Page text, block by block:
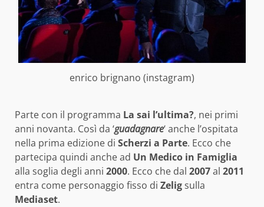
enrico brignano (instagram)
Parte con il programma La sai l’ultima?, nei primi
anni novanta. Così da ‘guadagnare‘ anche l’ospitata
nella prima edizione di Scherzi a Parte. Ecco che
partecipa quindi anche ad Un Medico in Famiglia
alla soglia degli anni 2000. Ecco che dal 2007al 2011
entra come personaggio fisso di Zeligsulla
Mediaset.